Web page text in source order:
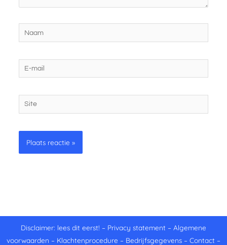
Naam
mail
Site
Disclaimer: lees dit eerst! – Privacy statement – Algemene
voorwaarden – Klachtenprocedure – Bedrijfsgegevens – Contact –